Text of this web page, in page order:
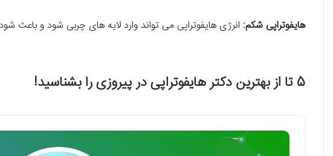
هایفوتراپی شکم: انرژی هایفوتراپی می تواند وارد لایه های چربی شود و باعث
5 تا از بهترین دکتر هایفوتراپی در پیروزی را بشناسید!